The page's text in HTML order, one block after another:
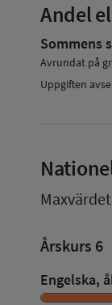
Andel
Sommens
Avrundat på
Uppgiften
Årskurs 6
Engelska,